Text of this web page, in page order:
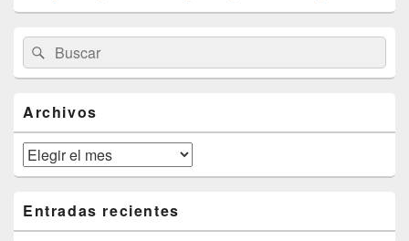
área
de
widget
lateral
primaria
Buscar
por:
Buscar
Archivos
Archivos
Entradas recientes